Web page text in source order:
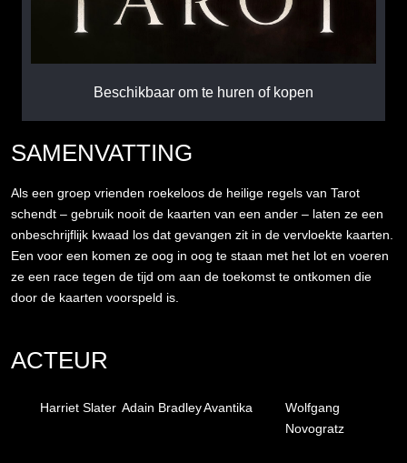
Beschikbaar om te huren of kopen
SAMENVATTING
Als een groep vrienden roekeloos de heilige regels van Tarot
schendt – gebruik nooit de kaarten van een ander – laten ze een
onbeschrijflijk kwaad los dat gevangen zit in de vervloekte kaarten.
Een voor een komen ze oog in oog te staan met het lot en voeren
ze een race tegen de tijd om aan de toekomst te ontkomen die
door de kaarten voorspeld is.
ACTEUR
Harriet Slater Adain BradleyAvantika
Wolfgang
Novogratz